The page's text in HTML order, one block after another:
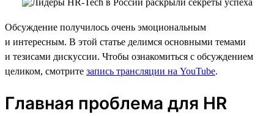
Обсуждение получилось очень эмоциональным
и интересным. В этой статье делимся основными темами
и тезисами дискуссии. Чтобы ознакомиться с обсуждением
целиком, смотрите запись трансляции на YouTube.
Главная проблема для HR